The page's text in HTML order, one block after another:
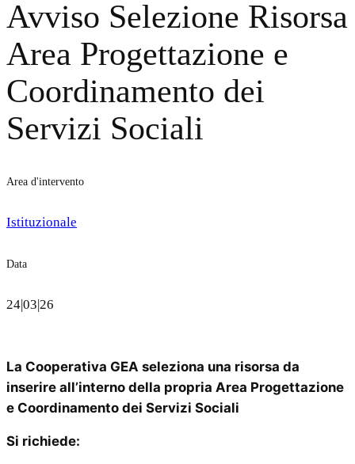
Avviso Selezione Risorsa
Area Progettazione e
Coordinamento dei
Servizi Sociali
Area d'intervento
Istituzionale
Data
24|03|26
La Cooperativa GEA seleziona una risorsa da
inserire all’interno della propria Area Progettazione
e Coordinamento dei Servizi Sociali
Si richiede: